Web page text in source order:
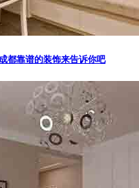
都靠谱的装饰来告诉你吧